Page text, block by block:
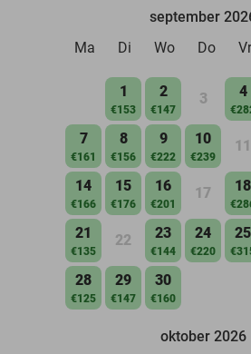
september
Ma
Di Wo Do Vr
1
€153
2
€147
3 4
7
€161
8
€156
9
€222
10
€239
11
14
€166
15
€176
16
€201
17 18
21
€135
22 23
€144
24
€220
25
28
€125
29
€147
30
€160
oktober 2026